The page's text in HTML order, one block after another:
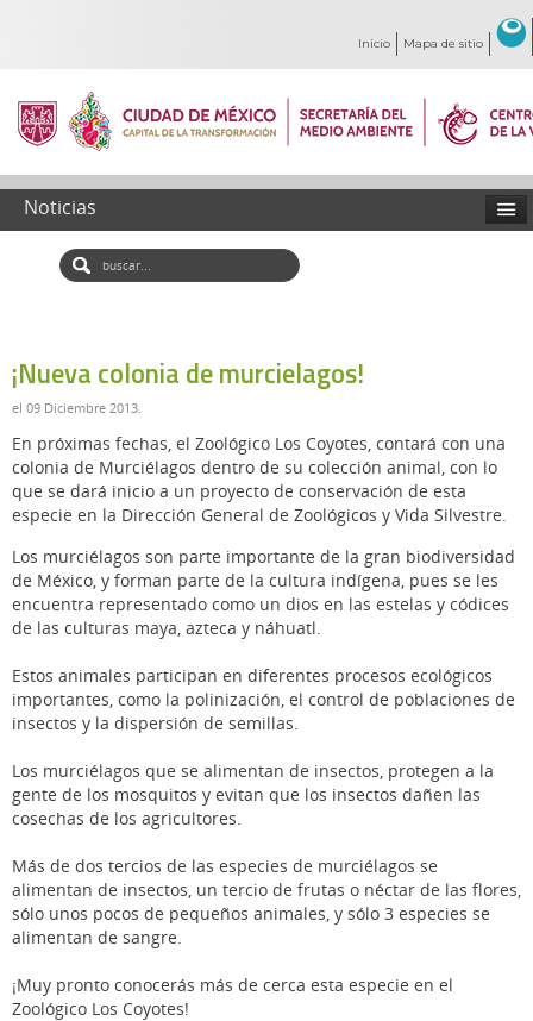
Inicio Mapa de sitio
Noticias
¡Nueva colonia de murcielagos!
el 09 Diciembre 2013.
En próximas fechas, el Zoológico Los Coyotes, contará con una
colonia de Murciélagos dentro de su colección animal, con lo
que se dará inicio a un proyecto de conservación de esta
especie en la Dirección General de Zoológicos y Vida Silvestre.
Los murciélagos son parte importante de la gran biodiversidad
de México, y forman parte de la cultura indígena, pues se les
encuentra representado como un dios en las estelas y códices
de las culturas maya, azteca y náhuatl.
Estos animales participan en diferentes procesos ecológicos
importantes, como la polinización, el control de poblaciones de
insectos y la dispersión de semillas.
Los murciélagos que se alimentan de insectos, protegen a la
gente de los mosquitos y evitan que los insectos dañen las
cosechas de los agricultores.
Más de dos tercios de las especies de murciélagos se
alimentan de insectos, un tercio de frutas o néctar de las flores,
sólo unos pocos de pequeños animales, y sólo 3 especies se
alimentan de sangre.
¡Muy pronto conocerás más de cerca esta especie en el
Zoológico Los Coyotes!